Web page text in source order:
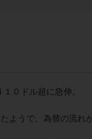
０ドル超に急伸。
ようで、為替の流